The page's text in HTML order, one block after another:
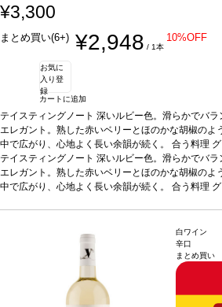
¥3,300
まとめ買い(6+) ¥2,948 / 1本
10%OFF
お気に
入り登
録
カートに追加
テイスティングノート 深いルビー色。滑らかでバラ
エレガント。熟した赤いベリーとほのかな胡椒のよ
中で広がり、心地よく長い余韻が続く。 合う料理
ンの照り焼きなどと好相性葡萄品種アリカンテ・
が在庫切れの場合、在庫があり価格が同様の場合は
更されます、ご了承ください。
テイスティングノート 深いルビー色。滑らかでバラ
エレガント。熟した赤いベリーとほのかな胡椒のよ
中で広がり、心地よく長い余韻が続く。 合う料理
白ワイン
辛口
まとめ買い